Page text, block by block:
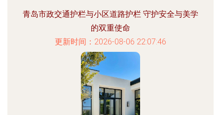
青岛市政交通护栏与小区道路护栏 守护安全与美学
的双重使命
更新时间：2026-08-06 22:07:46